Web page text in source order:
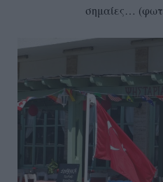
σημαίες…